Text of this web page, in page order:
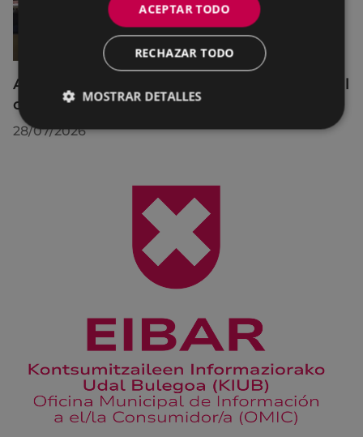
Acuerdos adoptados por el Pleno Municipal
celebrado el 27 de julio de 2026
28/07/2026
ACEPTAR TODO
RECHAZAR TODO
MOSTRAR DETALLES